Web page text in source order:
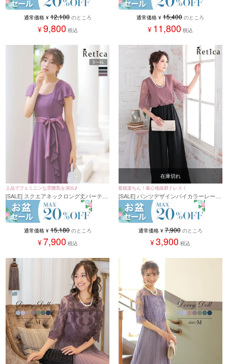
通常価格 ¥ 12,100 のところ
¥9,800 税込
イズ～3Lサイズ)
通常価格 ¥ 15,400 のところ
¥ 11,800 税込
上品でフェミニンな雰囲気を演出♪
[SALE] スクエアネックロング丈パーティ
ードレス (Sサイズ～4Lサイズ)
通常価格 ¥ 15,180 のところ
¥7,900 税込
在庫切れ
着脱楽ちん！着心地抜群ドレス！
[SALE] パンツデザインバイカラーレース
袖プチプラパーティードレス (Sサイズ～
4Lサイズ)
通常価格 ¥ 7,900 のところ
¥3,900 税込